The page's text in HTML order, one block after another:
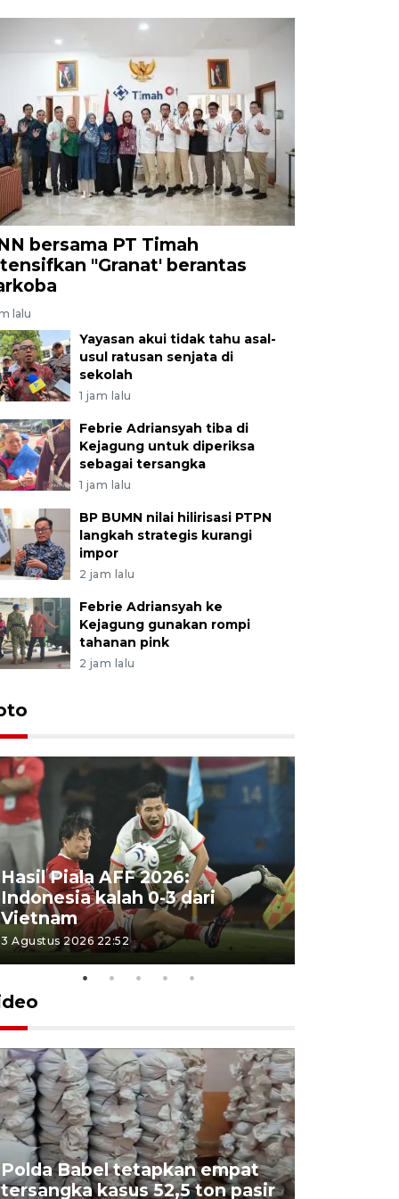
bersama PT Timah
"Granat' berantas
lalu
Yayasan akui tidak tahu asal-
usul ratusan senjata di
sekolah
1 jam lalu
Febrie Adriansyah tiba di
Kejagung untuk diperiksa
sebagai tersangka
1 jam lalu
BP BUMN nilai hilirisasi PTPN
langkah strategis kurangi
impor
2 jam lalu
Febrie Adriansyah ke
Kejagung gunakan rompi
tahanan pink
2 jam lalu
Hasil Piala AFF 2026:
Indonesia kalah 0-3 dari
Vietnam
3 Agustus 2026 22:52
Polda Babel tetapkan empat
tersangka kasus 52,5 ton pasir